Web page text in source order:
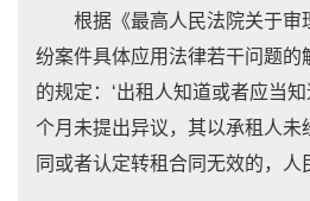
根据《最高人民法院关于审
纷案件具体应用法律若干问题的
的规定：‘出租人知道或者应当
个月未提出异议，其以承租人未
同或者认定转租合同无效的，人